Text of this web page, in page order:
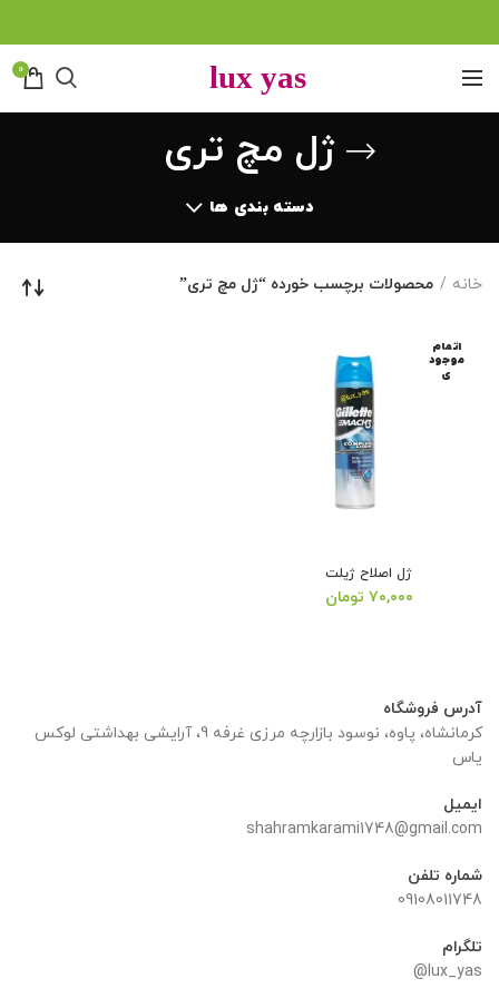
0
ژل مچ تری
دسته بندی ها
خانه محصولات برچسب خورده “ژل مچ تری”
اتمام
موجود
ی
ژل اصلاح ژیلت
۷۰,۰۰۰ تومان
آدرس فروشگاه
کرمانشاه، پاوه، نوسود بازارچه مرزی غرفه 9، آرایشی بهداشتی لوکس
یاس
ایمیل
shahramkarami1748@gmail.com
شماره تلفن
09108011748
تلگرام
lux_yas@